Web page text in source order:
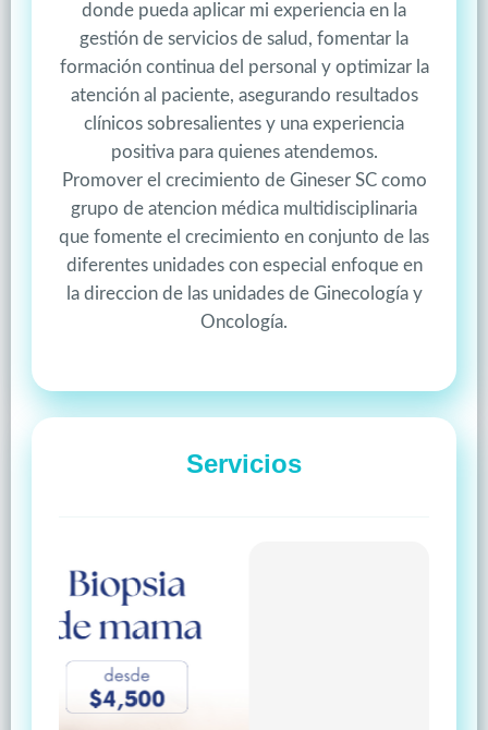
donde pueda aplicar mi experiencia en la
gestión de servicios de salud, fomentar la
formación continua del personal y optimizar la
atención al paciente, asegurando resultados
clínicos sobresalientes y una experiencia
positiva para quienes atendemos.
Promover el crecimiento de Gineser SC como
grupo de atencion médica multidisciplinaria
que fomente el crecimiento en conjunto de las
diferentes unidades con especial enfoque en
la direccion de las unidades de Ginecología y
Oncología.
Servicios